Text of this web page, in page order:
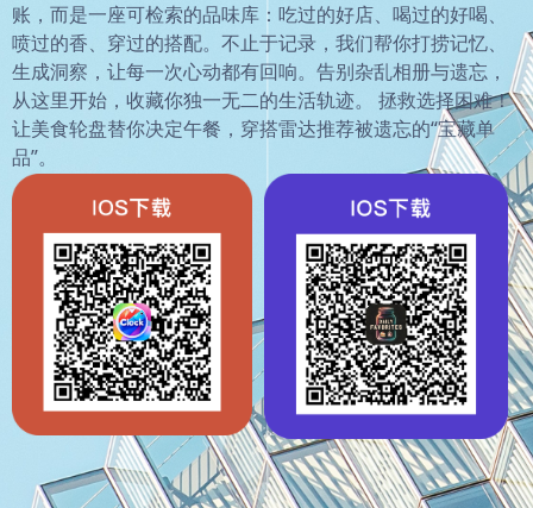
账，而是一座可检索的品味库：吃过的好店、喝过的好喝、
喷过的香、穿过的搭配。不止于记录，我们帮你打捞记忆、
生成洞察，让每一次心动都有回响。告别杂乱相册与遗忘，
从这里开始，收藏你独一无二的生活轨迹。 拯救选择困难！
让美食轮盘替你决定午餐，穿搭雷达推荐被遗忘的“宝藏单
品”。